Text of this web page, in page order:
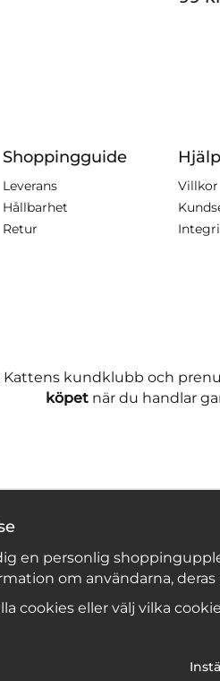
Shoppingguide
Leverans
Hållbarhet
Retur
Hjälp
Villkor
Kattens kundklubb och
köpetnär du handlar
en personlig
om användarna,
cookies eller välj vilka